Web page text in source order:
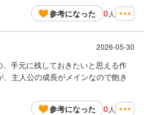
参考になった 0人
2026-05-30
手元に残しておきたいと思える作
主人公の成長がメインなので飽き
参考になった 0人